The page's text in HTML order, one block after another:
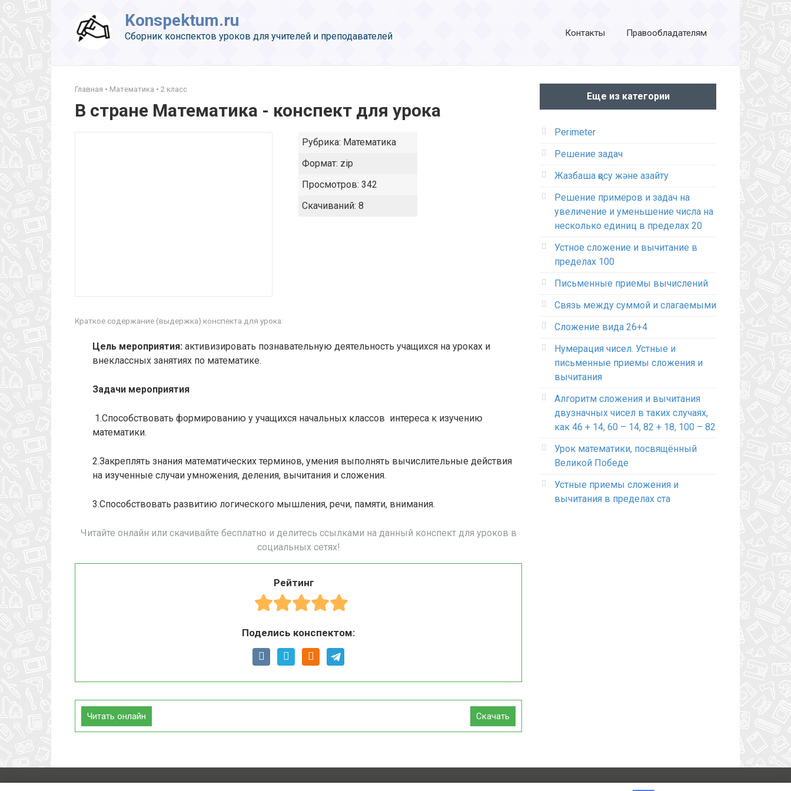
Перейти
к
контенту
Konspektum.ru
Сборник конспектов уроков для учителей и преподавателей Контакты Правообладателям
Главная • Математика • 2 класс
В стране Математика - конспект для урока
Рубрика: Математика
Формат: zip
Просмотров: 342
Скачиваний: 8
Краткое содержание (выдержка) конспекта для урока:
Цель мероприятия: активизировать познавательную деятельность учащихся на уроках и
внеклассных занятиях по математике.
Задачи мероприятия
1.Способствовать формированию у учащихся начальных классов интереса к изучению
математики.
2.Закреплять знания математических терминов, умения выполнять вычислительные действия
на изученные случаи умножения, деления, вычитания и сложения.
3.Способствовать развитию логического мышления, речи, памяти, внимания.
Читайте онлайн или скачивайте бесплатно и делитесь ссылками на данный конспект для уроков в
социальных сетях!
Рейтинг
Поделись конспектом:
Скачать
Читать онлайн
Еще из категории
Perimeter
Рeшeниe задач
Жазбаша қосу және азайту
Решение примеров и задач на
увеличение и уменьшение числа на
несколько единиц в пределах 20
Устное сложение и вычитание в
пределах 100
Письменные приемы вычислений
Связь между суммой и слагаемыми
Сложение вида 26+4
Нумерация чисел. Устные и
письменные приемы сложения и
вычитания
Алгоритм сложения и вычитания
двузначных чисел в таких случаях,
как 46 + 14, 60 – 14, 82 + 18, 100 – 82
Урок математики, посвящённый
Великой Победе
Устные приемы сложения и
вычитания в пределах ста